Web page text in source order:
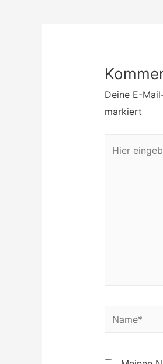
Deine E-
markiert
eingeben…
Name*